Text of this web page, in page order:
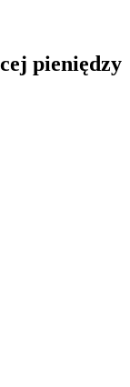
pieniędzy